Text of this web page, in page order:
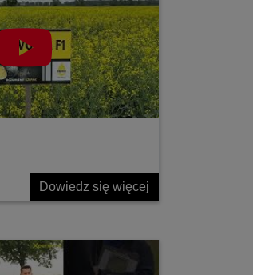
Dowiedz się więcej